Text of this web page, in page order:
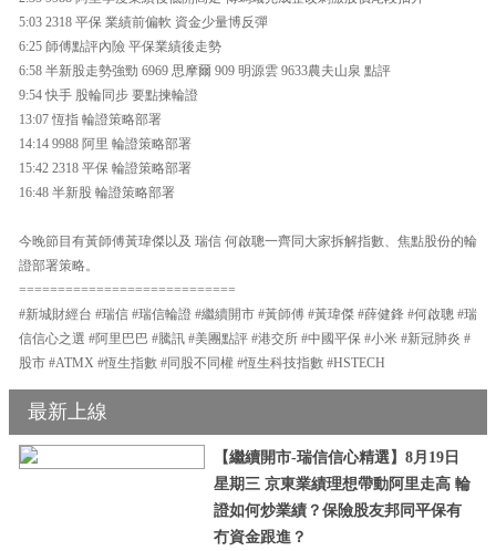
5:03 2318 平保 業績前偏軟 資金少量博反彈
6:25 師傅點評內險 平保業績後走勢
6:58 半新股走勢強勁 6969 思摩爾 909 明源雲 9633農夫山泉 點評
9:54 快手 股輪同步 要點揀輪證
13:07 恆指 輪證策略部署
14:14 9988 阿里 輪證策略部署
15:42 2318 平保 輪證策略部署
16:48 半新股 輪證策略部署
今晚節目有黃師傅黃瑋傑以及 瑞信 何啟聰一齊同大家拆解指數、焦點股份的輪
證部署策略。
============================
#新城財經台 #瑞信 #瑞信輪證 #繼續開市 #黃師傅 #黃瑋傑 #薛健鋒 #何啟聰 #瑞
信信心之選 #阿里巴巴 #騰訊 #美團點評 #港交所 #中國平保 #小米 #新冠肺炎 #
股市 #ATMX #恆生指數 #同股不同權 #恆生科技指數 #HSTECH
最新上線
【繼續開市-瑞信信心精選】8月19日
星期三 京東業績理想帶動阿里走高 輪
證如何炒業績？保險股友邦同平保有
冇資金跟進？